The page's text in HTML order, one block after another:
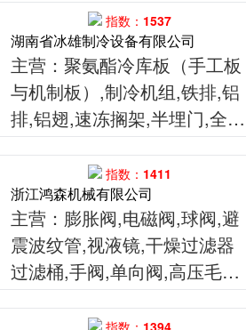
指数：1537
湖南省冰雄制冷设备有限公司
主营 ：聚氨酯冷库板（手工板
与机制板）,制冷机组,铁排,铝
排,铝翅,速冻搁架,半埋门,全埋
门,扫地门,双开门,电动门,手动
中型平移门等,代理,格力,冷典,
雪鹰,富士豪,富雪泰,凯迪,大
明,博莱特,美乐柯制冷机组等
制冷设备
指数：1411
浙江鸿森机械有限公司
主营 ：膨胀阀,电磁阀,球阀,避
震波纹管,视液镜,干燥过滤器
过滤桶,手阀,单向阀,高压毛细
软管,接头,充注阀,制冷剂回收
机,电子式加氟双表阀,加氟表
指数：1394